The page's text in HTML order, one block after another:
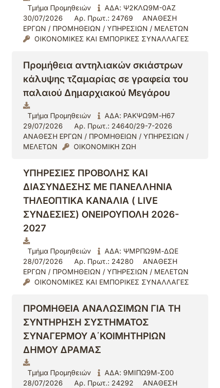
Τμήμα Προμηθειών
ΑΔΑ: Ψ2ΚΛΩ9Μ-0ΑΖ
30/07/2026
Αρ. Πρωτ.: 24769
ΑΝΑΘΕΣΗ
ΕΡΓΩΝ / ΠΡΟΜΗΘΕΙΩΝ / ΥΠΗΡΕΣΙΩΝ / ΜΕΛΕΤΩΝ
ΟΙΚΟΝΟΜΙΚΕΣ ΚΑΙ ΕΜΠΟΡΙΚΕΣ ΣΥΝΑΛΛΑΓΕΣ
Προμήθεια αντηλιακών σκιάστρων
κάλυψης τζαμαρίας σε γραφεία του
παλαιού Δημαρχιακού Μεγάρου
Τμήμα Προμηθειών
ΑΔΑ: ΡΑΚΨΩ9Μ-Η67
29/07/2026
Αρ. Πρωτ.: 24640/29-7-2026
ΑΝΑΘΕΣΗ ΕΡΓΩΝ / ΠΡΟΜΗΘΕΙΩΝ / ΥΠΗΡΕΣΙΩΝ /
ΜΕΛΕΤΩΝ
ΟΙΚΟΝΟΜΙΚΗ ΖΩΗ
ΥΠΗΡΕΣΙΕΣ ΠΡΟΒΟΛΗΣ ΚΑΙ
ΔΙΑΣΥΝΔΕΣΗΣ ΜΕ ΠΑΝΕΛΛΗΝΙΑ
ΤΗΛΕΟΠΤΙΚΑ ΚΑΝΑΛΙΑ ( LIVE
ΣΥΝΔΕΣΙΕΣ) ΟΝΕΙΡΟΥΠΟΛΗ 2026-
2027
Τμήμα Προμηθειών
ΑΔΑ: ΨΜΡΠΩ9Μ-ΔΩΕ
28/07/2026
Αρ. Πρωτ.: 24280
ΑΝΑΘΕΣΗ
ΕΡΓΩΝ / ΠΡΟΜΗΘΕΙΩΝ / ΥΠΗΡΕΣΙΩΝ / ΜΕΛΕΤΩΝ
ΟΙΚΟΝΟΜΙΚΕΣ ΚΑΙ ΕΜΠΟΡΙΚΕΣ ΣΥΝΑΛΛΑΓΕΣ
ΠΡΟΜΗΘΕΙΑ ΑΝΑΛΩΣΙΜΩΝ ΓΙΑ ΤΗ
ΣΥΝΤΗΡΗΣΗ ΣΥΣΤΗΜΑΤΟΣ
ΣΥΝΑΓΕΡΜΟΥ Α΄ΚΟΙΜΗΤΗΡΙΩΝ
ΔΗΜΟΥ ΔΡΑΜΑΣ
Τμήμα Προμηθειών
ΑΔΑ: 9ΜΙΠΩ9Μ-Σ00
28/07/2026
Αρ. Πρωτ.: 24292
ΑΝΑΘΕΣΗ